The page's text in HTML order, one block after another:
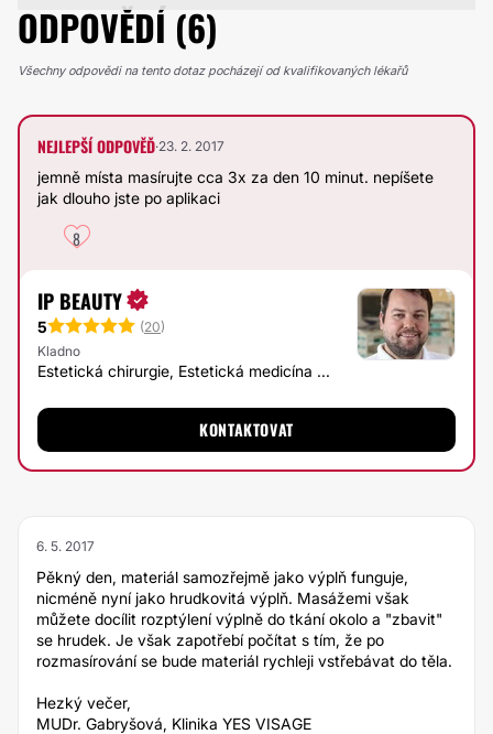
ODPOVĚDÍ (6)
Všechny odpovědi na tento dotaz pocházejí od kvalifikovaných lékařů
NEJLEPŠÍ ODPOVĚĎ·23. 2. 2017
jemně místa masírujte cca 3x za den 10 minut. nepíšete
jak dlouho jste po aplikaci
8
IP BEAUTY
5 (20)
Kladno
Estetická chirurgie, Estetická medicína ...
KONTAKTOVAT
6. 5. 2017
Pěkný den, materiál samozřejmě jako výplň funguje,
nicméně nyní jako hrudkovitá výplň. Masážemi však
můžete docílit rozptýlení výplně do tkání okolo a "zbavit"
se hrudek. Je však zapotřebí počítat s tím, že po
rozmasírování se bude materiál rychleji vstřebávat do těla.
Hezký večer,
MUDr. Gabryšová, Klinika YES VISAGE